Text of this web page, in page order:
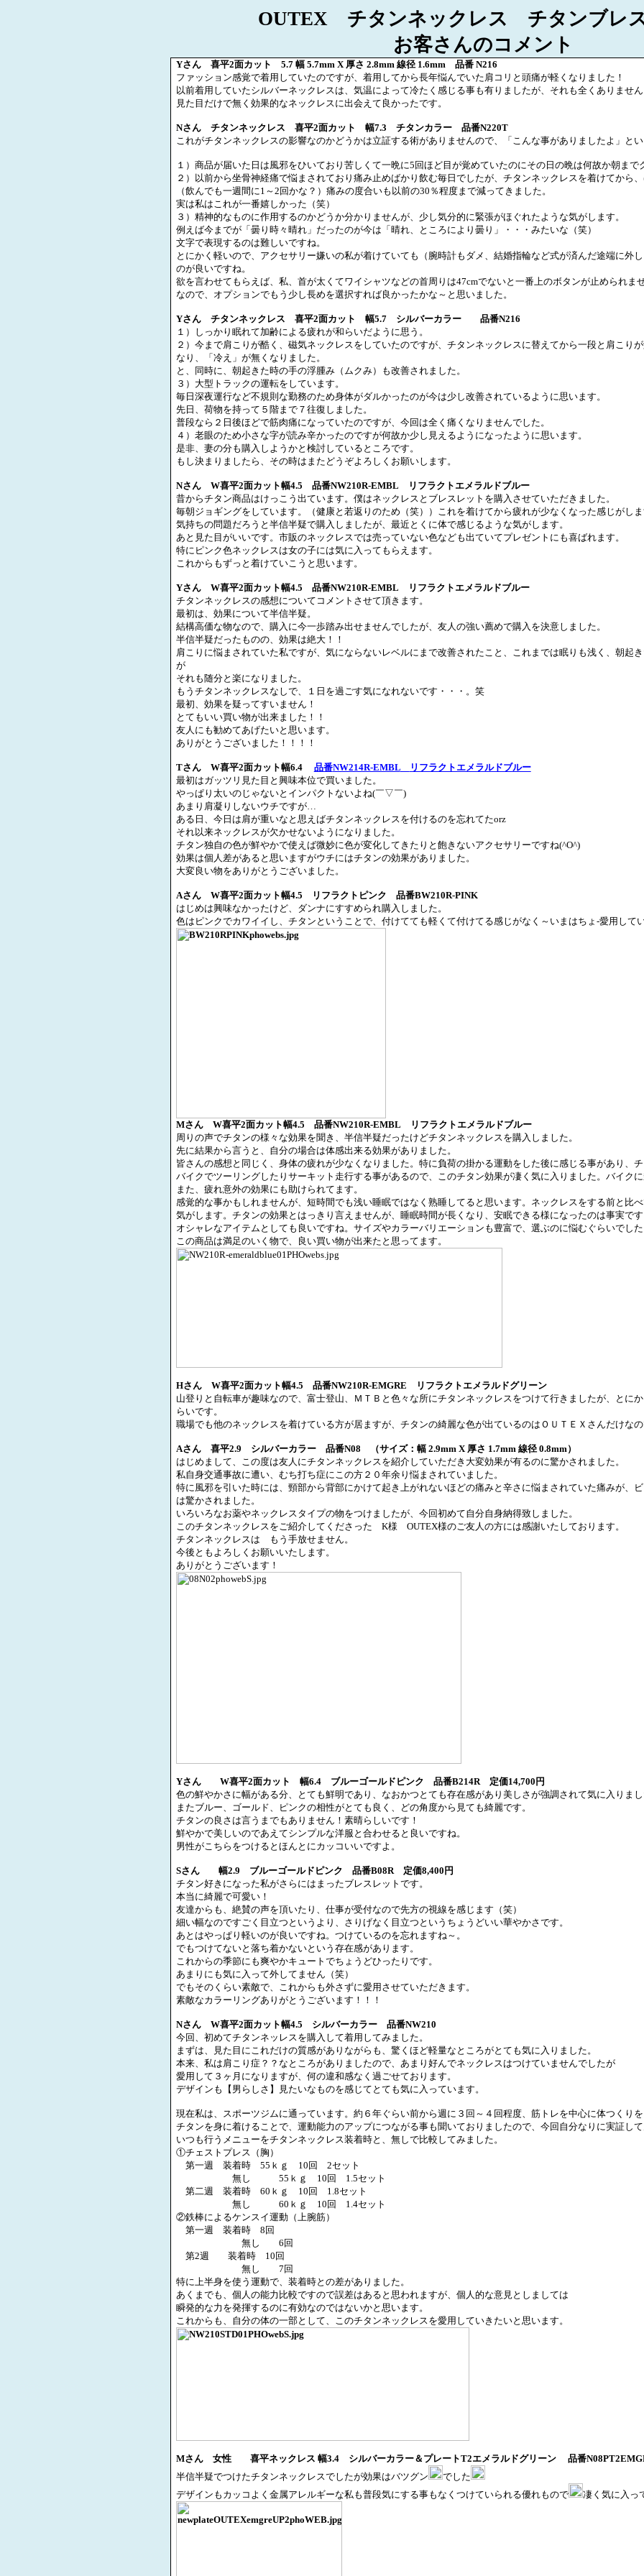
OUTEXチタンネックレス チタンブレ
お客さんのコメント
Yさん 喜平2面カット 5.7 幅5.7mm X 厚さ 2.8mm 線径1.6mm品番N216
ファッション感覚で着用していたのですが、着用してから長年悩んでいた肩コリと頭痛が軽くなりました！
以前着用していたシルバーネックレスは、気温によって冷たく感じる事も有りましたが、それも全くありませ
見た目だけで無く効果的なネックレスに出会えて良かったです。
Nさん チタンネックレス 喜平2面カット 幅7.3 チタンカラー 品番N220T
これがチタンネックレスの影響なのかどうかは立証する術がありませんので、「こんな事がありましたよ」と
１）商品が届いた日は風邪をひいており苦しくて一晩に5 回ほど目が覚めていたのにその日の晩は何故か朝ま
２）以前から坐骨神経痛で悩まされており痛み止めばかり飲む毎日でしたが、チタンネックレスを着けてから
（飲んでも一週間に1 ～2 回かな？）痛みの度合いも以前の30 ％程度まで減ってきました。
実は私はこれが一番嬉しかった（笑）
３）精神的なものに作用するのかどうか分かりませんが、少し気分的に緊張がほぐれたような気がします。
例えば今までが「曇り時々晴れ」だったのが今は「晴れ、ところにより曇り」・・・みたいな（笑）
文字で表現するのは難しいですね。
とにかく軽いので、アクセサリー嫌いの私が着けていても（腕時計もダメ、結婚指輪など式が済んだ途端に外
のが良いですね。
欲を言わせてもらえば、私、首が太くてワイシャツなどの首周りは47cmでないと一番上のボタンが止められま
なので、オプションでもう少し長めを選択すれば良かったかな～と思いました。
Yさん チタンネックレス 喜平2面カット 幅5.7シルバーカラー 品番N216
１）しっかり眠れて加齢による疲れが和らいだように思う。
２）今まで肩こりが酷く、磁気ネックレスをしていたのですが、チタンネックレスに替えてから一段と肩こり
なり、「冷え」が無くなりました。
と、同時に、朝起きた時の手の浮腫み（ムクみ）も改善されました。
３）大型トラックの運転をしています。
毎日深夜運行など不規則な勤務のため身体がダルかったのが今は少し改善されているように思います。
先日、荷物を持って５階まで７往復しました。
普段なら２日後ほどで筋肉痛になっていたのですが、今回は全く痛くなりませんでした。
４）老眼のため小さな字が読み辛かったのですが何故か少し見えるようになったように思います。
是非、妻の分も購入しようかと検討しているところです。
もし決まりましたら、その時はまたどうぞよろしくお願いします。
Nさん W喜平2面カット幅4.5 品番NW210R-EMBL リフラクトエメラルドブルー
昔からチタン商品はけっこう出ています。僕はネックレスとブレスレットを購入させていただきました。
毎朝ジョギングをしています。（健康と若返りのため（笑））これを着けてから疲れが少なくなった感じがし
気持ちの問題だろうと半信半疑で購入しましたが、最近とくに体で感じるような気がします。
あと見た目がいいです。市販のネックレスでは売っていない色なども出ていてプレゼントにも喜ばれます。
特にピンク色ネックレスは女の子には気に入ってもらえます。
これからもずっと着けていこうと思います。
Yさん W喜平2面カット幅4.5 品番NW210R-EMBL リフラクトエメラルドブルー
チタンネックレスの感想についてコメントさせて頂きます。
最初は、効果について半信半疑。
結構高価な物なので、購入に今一歩踏み出せませんでしたが、友人の強い薦めで購入を決意しました。
半信半疑だったものの、効果は絶大！！
肩こりに悩まされていた私ですが、気にならないレベルにまで改善されたこと、これまでは眠りも浅く、朝起
が
それも随分と楽になりました。
もうチタンネックレスなしで、１日を過ごす気になれないです・・・。笑
最初、効果を疑ってすいません！
とてもいい買い物が出来ました！！
友人にも勧めてあげたいと思います。
ありがとうございました！！！！
Tさん W喜平2面カット幅6.4 品番NW214R-EMBL
リフラクトエメラルドブルー
最初はガッツリ見た目と興味本位で買いました。
やっぱり太いのじゃないとインパクトないよね(￣▽￣)
あまり肩凝りしないウチですが…
ある日、今日は肩が重いなと思えばチタンネックレスを付けるのを忘れてたorz
それ以来ネックレスが欠かせないようになりました。
チタン独自の色が鮮やかで使えば微妙に色が変化してきたりと飽きないアクセサリーですね(^O^)
効果は個人差があると思いますがウチにはチタンの効果がありました。
大変良い物をありがとうございました。
Aさん W喜平2面カット幅4.5 リフラクトピンク 品番BW210R-PINK
はじめは興味なかったけど、ダンナにすすめられ購入しました。
色はピンクでカワイイし、チタンということで、付けてても軽くて付けてる感じがなく～いまはちょ -愛用して
Mさん W喜平2面カット幅4.5 品番NW210R-EMBL リフラクトエメラルドブルー
周りの声でチタンの様々な効果を聞き、半信半疑だったけどチタンネックレスを購入しました。
先に結果から言うと、自分の場合は体感出来る効果がありました。
皆さんの感想と同じく、身体の疲れが少なくなりました。特に負荷の掛かる運動をした後に感じる事があり、
バイクでツーリングしたりサーキット走行する事があるので、このチタン効果が凄く気に入りました。バイク
また、疲れ意外の効果にも助けられてます。
感覚的な事かもしれませんが、短時間でも浅い睡眠ではなく熟睡してると思います。ネックレスをする前と比
気がします。チタンの効果とはっきり言えませんが、睡眠時間が長くなり、安眠できる様になったのは事実で
オシャレなアイテムとしても良いですね。サイズやカラーバリエーションも豊富で、選ぶのに悩むぐらいでし
この商品は満足のいく物で、良い買い物が出来たと思ってます。
Hさん W喜平2面カット幅4.5 品番NW210R-EMGRE リフラクトエメラルドグリーン
山登りと自転車が趣味なので、富士登山、ＭＴＢと色々な所にチタンネックレスをつけて行きましたが、とに
らいです。
職場でも他のネックレスを着けている方が居ますが、チタンの綺麗な色が出ているのはＯＵＴＥＸさんだけな
Aさん 喜平2.9 シルバーカラー 品番N08 （サイズ：幅2.9mm X 厚さ 1.7mm 線径0.8mm）
はじめまして、この度は友人にチタンネックレスを紹介していただき大変効果が有るのに驚かされました。
私自身交通事故に遭い、むち打ち症にこの方２０年余り悩まされていました。
特に風邪を引いた時には、頸部から背部にかけて起き上がれないほどの痛みと辛さに悩まされていた痛みが、
は驚かされました。
いろいろなお薬やネックレスタイプの物をつけましたが、今回初めて自分自身納得致しました。
このチタンネックレスをご紹介してくださった K様 OUTEX様のご友人の方には感謝いたしております。
チタンネックレスは もう手放せません。
今後ともよろしくお願いいたします。
ありがとうございます！
Yさん W喜平2面カット 幅6.4ブルーゴールドピンク 品番B214R定価14,700 円
色の鮮やかさに幅がある分、とても鮮明であり、なおかつとても存在感があり美しさが強調されて気に入りま
またブルー、ゴールド、ピンクの相性がとても良く、どの角度から見ても綺麗です。
チタンの良さは言うまでもありません！素晴らしいです！
鮮やかで美しいのであえてシンプルな洋服と合わせると良いですね。
男性がこちらをつけるとほんとにカッコいいですよ。
Sさん 幅2.9 ブルーゴールドピンク 品番B08R定価8,400 円
チタン好きになった私がさらにはまったブレスレットです。
本当に綺麗で可愛い！
友達からも、絶賛の声を頂いたり、仕事が受付なので先方の視線を感じます（笑）
細い幅なのですごく目立つというより、さりげなく目立つというちょうどいい華やかさです。
あとはやっぱり軽いのが良いですね。つけているのを忘れますね～。
でもつけてないと落ち着かないという存在感があります。
これからの季節にも爽やかキュートでちょうどひったりです。
あまりにも気に入って外してません（笑）
でもそのくらい素敵で、これからも外さずに愛用させていただきます。
素敵なカラーリングありがとうございます！！！
Nさん W喜平2面カット幅4.5 シルバーカラー 品番NW210
今回、初めてチタンネッレスを購入して着用してみました。
まずは、見た目にこれだけの質感がありながらも、驚くほど軽量なところがとても気に入りました。
本来、私は肩こり症？？なところがありましたので、あまり好んでネックレスはつけていませんでしたが
愛用して３ヶ月になりますが、何の違和感なく過ごせております。
デザインも【男らしさ】見たいなものを感じてとても気に入っています。
現在私は、スポーツジムに通っています。約６年ぐらい前から週に３回～４回程度、筋トレを中心に体つくり
チタンを身に着けることで、運動能力のアップにつながる事も聞いておりましたので、今回自分なりに実証し
いつも行うメニューをチタンネックレス装着時と、無しで比較してみました。
①チェストプレス（胸）
第一週 装着時 55 ｋｇ 10 回 2セット
無し 55 ｋｇ 10 回 1.5セット
第二週 装着時 60 ｋｇ 10 回 1.8セット
無し 60 ｋｇ 10 回 1.4セット
②鉄棒によるケンスイ運動（上腕筋）
第一週 装着時 8 回
無し 6 回
第2週 装着時 10 回
無し 7 回
特に上半身を使う運動で、装着時との差がありました。
あくまでも、個人の能力比較ですので誤差はあると思われますが、個人的な意見としましては
瞬発的な力を発揮するのに有効なのではないかと思います。
これからも、自分の体の一部として、このチタンネックレスを愛用していきたいと思います。
Mさん 女性 喜平ネックレス 幅3.4シルバーカラー＆プレートT2エメラルドグリーン 品番
半信半疑でつけたチタンネックレスでしたが効果はバツグン
でした
デザインもカッコよく金属アレルギーな私も普段気にする事もなくつけていられる優れもので
凄く気に入っ